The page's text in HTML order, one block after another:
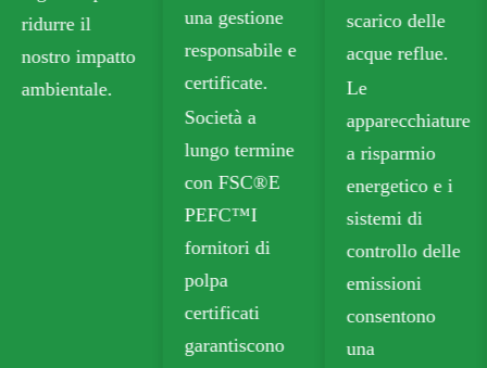
una gestione
responsabile e
certificate.
scarico delle
acque reflue.
Le
apparecchiature
a risparmio
energetico e i
sistemi di
controllo delle
emissioni
consentono
una
il contatto con
gli alimenti.
Le nostre
opzioni
riciclabili
includono
cartone
pieghevole
(FBB) e bordo
avorio per
imballaggi